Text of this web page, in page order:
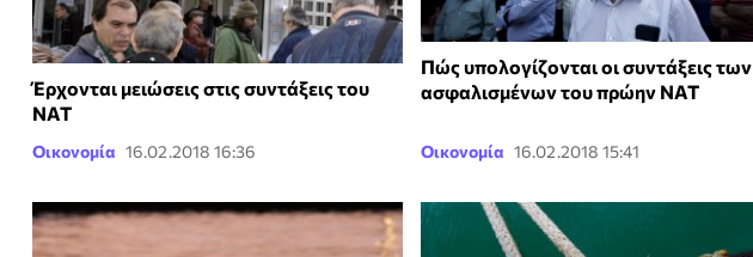
Έρχονται μειώσεις στις συντάξεις του
ΝΑΤ
Οικονομία 16.02.2018 16:36
Πώς υπολογίζονται οι συντάξεις των
ασφαλισμένων του πρώην ΝΑΤ
Οικονομία 16.02.2018 15:41